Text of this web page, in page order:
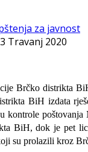
za javnost
Travanj 2020
Brčko distrikta
BiH izdata
kontrole
BiH, dok je pet
su prolazili kroz